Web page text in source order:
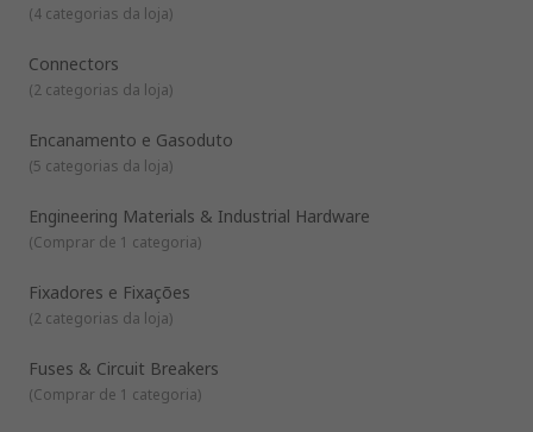
(4 categorias da loja)
Connectors
(2 categorias da loja)
Encanamento e Gasoduto
(5 categorias da loja)
Engineering Materials & Industrial Hardware
(Comprar de 1 categoria)
Fixadores e Fixações
(2 categorias da loja)
Fuses & Circuit Breakers
(Comprar de 1 categoria)